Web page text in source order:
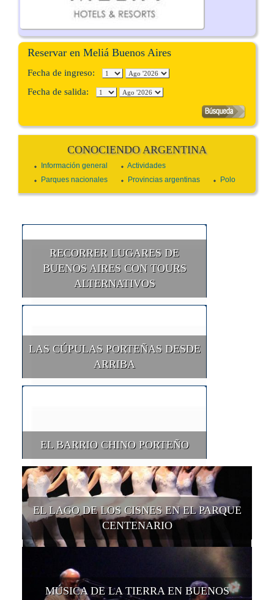
Reservar en Meliá Buenos Aires
Fecha de ingreso:
Fecha de salida:
CONOCIENDO ARGENTINA
Información general
Actividades
Parques nacionales
Provincias argentinas Polo
RECORRER LUGARES DE
BUENOS AIRES CON TOURS
ALTERNATIVOS
LAS CÚPULAS PORTEÑAS DESDE
ARRIBA
EL BARRIO CHINO PORTEÑO
EL LAGO DE LOS CISNES EN EL PARQUE
CENTENARIO
MÚSICA DE LA TIERRA EN BUENOS